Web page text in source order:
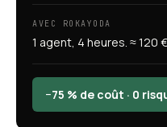
AVEC ROKAYODA
1 agent, 4 heures. ≈ 120
−75 % de coût · 0